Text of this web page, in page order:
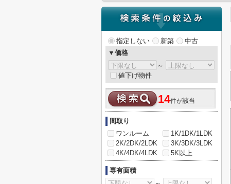
指定しない 新築
中古
▼価格
～
値下げ物件
14件が該当
間取り
ワンルーム
1K/1DK/1LDK
2K/2DK/2LDK
3K/3DK/3LDK
4K/4DK/4LDK
5K以上
専有面積